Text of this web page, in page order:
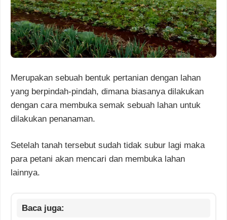
Merupakan sebuah bentuk pertanian dengan lahan
yang berpindah-pindah, dimana biasanya dilakukan
dengan cara membuka semak sebuah lahan untuk
dilakukan penanaman.
Setelah tanah tersebut sudah tidak subur lagi maka
para petani akan mencari dan membuka lahan
lainnya.